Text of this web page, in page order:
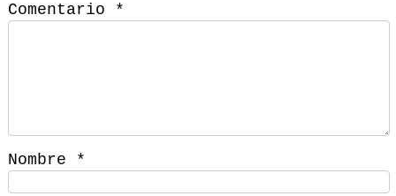
Comentario
*
Nombre *